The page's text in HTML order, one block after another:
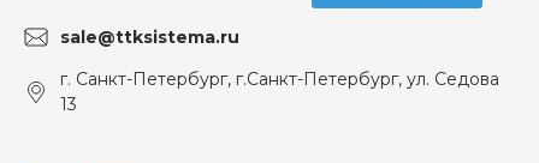
sale@ttksistema.ru
г. Санкт-Петербург, г.Санкт-Петербург, ул. Седова
13